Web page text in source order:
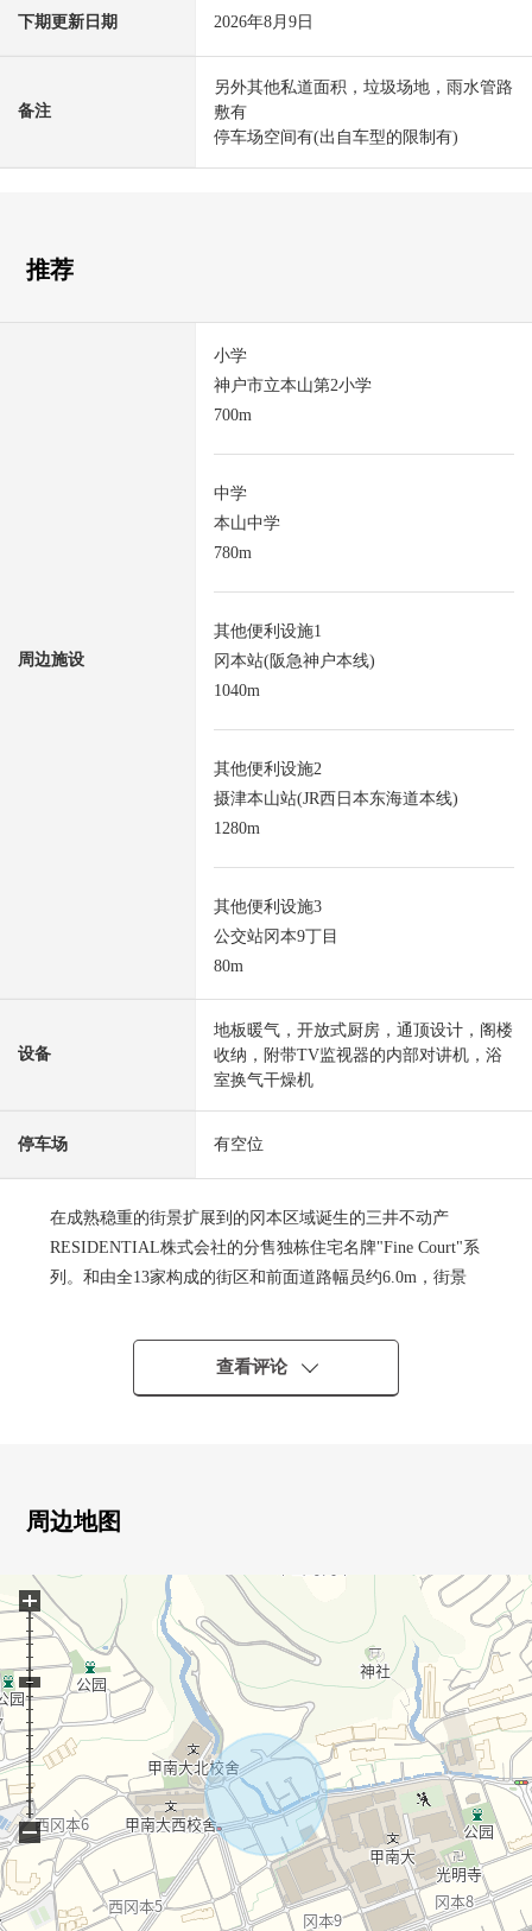
下期更新日期 2026年8月9日
备注
另外其他私道面积，垃圾场地，雨水管路
敷有
停车场空间有(出自车型的限制有)
推荐
周边施设
小学
神户市立本山第2小学
700m
中学
本山中学
780m
其他便利设施1
冈本站(阪急神户本线)
1040m
其他便利设施2
摄津本山站(JR西日本东海道本线)
1280m
其他便利设施3
公交站冈本9丁目
80m
设备
地板暖气，开放式厨房，通顶设计，阁楼
收纳，附带TV监视器的内部对讲机，浴
室换气干燥机
停车场 有空位
在成熟稳重的街景扩展到的冈本区域诞生的三井不动产
RESIDENTIAL株式会社的分售独栋住宅名牌"Fine Court"系
列。和由全13家构成的街区和前面道路幅员约6.0m，街景
统一感觉某一个景观是魅力。
位于本山第2小学校区。
[推荐焦点]
・停车场空间2台有(出自尺寸的限制有)
・建筑面积：105.69平米(约31.97坪)
・用地面积：157.00平米(约47.49坪)
・约19.5张塌塌米LDK(在地板暖气对客餐厅部分)
・在组合厨房，后门有
(在餐具冲洗烘干机附带3份炉子，净水器的混合栓)
・对约8.1张塌塌米西式房间，约2.3张塌塌米WIC
・浴室尺寸16*18(附带浴室暖气烘干机)，浴室窗有
・小房间背后收纳约6.1张塌塌米有
・在1F部分的一部分电动卷帘门使用
・大阪煤气安全使用
查看评论
周边地图
+
−